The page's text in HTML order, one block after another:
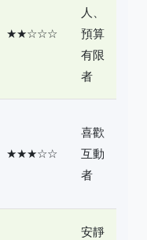
★★☆☆☆
人、
預算
有限
者
★★★☆☆
喜歡
互動
者
安靜